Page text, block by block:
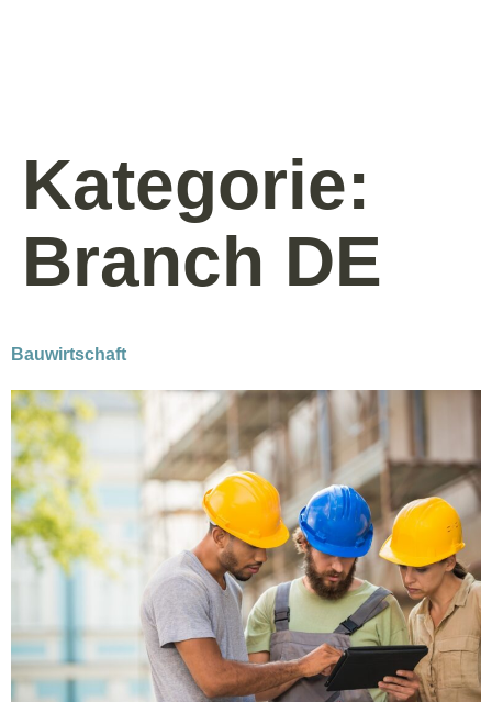
Branchen
About Us
Contact
Unsere Standorte
DE
EN HU
Kategorie:
Branch DE
Bauwirtschaft